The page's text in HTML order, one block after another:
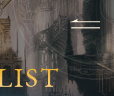
APPLICATION